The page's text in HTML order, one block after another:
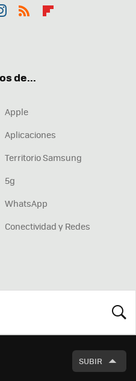
de...
Apple
Aplicaciones
Territorio Samsung
5g
WhatsApp
Conectividad y Redes
SUBIR